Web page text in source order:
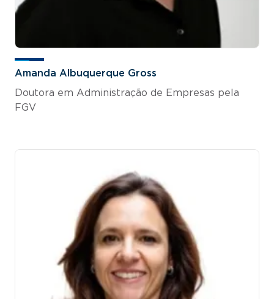
Amanda Albuquerque Gross
Doutora em Administração de Empresas pela
FGV